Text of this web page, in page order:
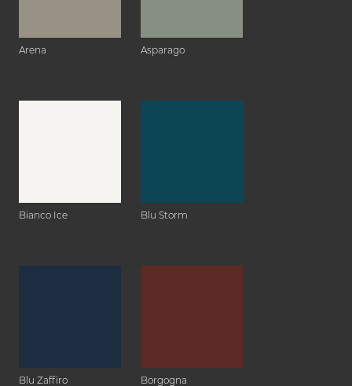
Arena Asparago
Bianco Ice Blu Storm
Blu Zaffiro Borgogna